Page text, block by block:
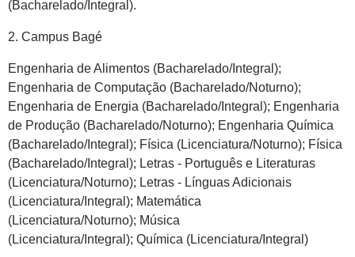
(Bacharelado/Integral).
2. Campus Bagé
Engenharia de Alimentos (Bacharelado/Integral);
Engenharia de Computação (Bacharelado/Noturno);
Engenharia de Energia (Bacharelado/Integral); Engenharia
de Produção (Bacharelado/Noturno); Engenharia Química
(Bacharelado/Integral); Física (Licenciatura/Noturno); Física
(Bacharelado/Integral); Letras - Português e Literaturas
(Licenciatura/Noturno); Letras - Línguas Adicionais
(Licenciatura/Integral); Matemática
(Licenciatura/Noturno); Música
(Licenciatura/Integral); Química (Licenciatura/Integral)